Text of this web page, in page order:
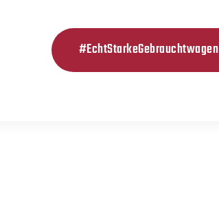
#EchtStarkeGebrauchtwagen